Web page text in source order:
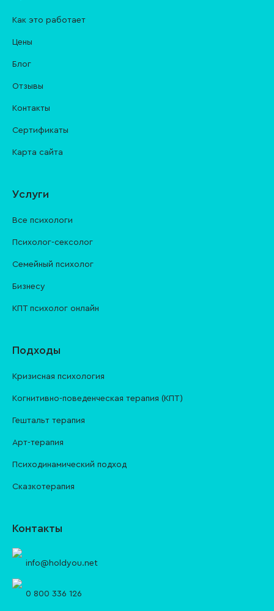
Как это работает
Цены
Блог
Отзывы
Контакты
Cертификаты
Карта сайта
Услуги
Все психологи
Психолог-сексолог
Семейный психолог
Бизнесу
КПТ психолог онлайн
Подходы
Кризисная психология
Когнитивно-поведенческая терапия (КПТ)
Гештальт терапия
Арт-терапия
Психодинамический подход
Сказкотерапия
Контакты
info@holdyou.net
0 800 336 126